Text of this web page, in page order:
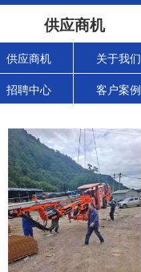
供应商机
供应商机 关于我们
招聘中心 客户案例